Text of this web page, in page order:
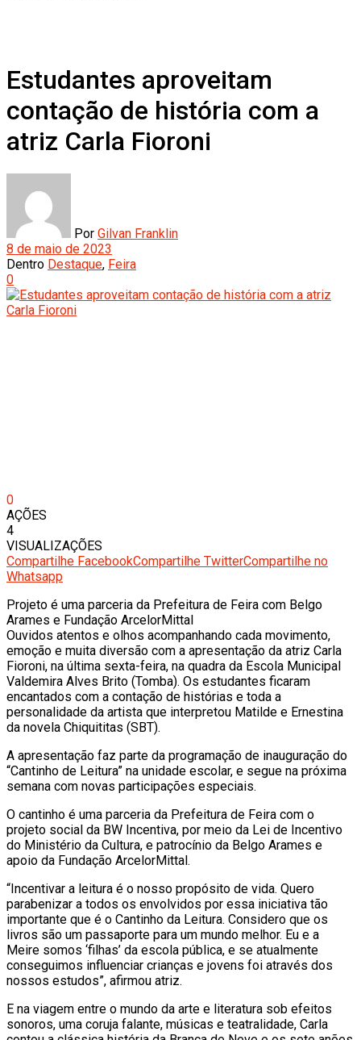
Estudantes aproveitam
contação de história com a
atriz Carla Fioroni
Por Gilvan Franklin
8 de maio de 2023
Dentro Destaque, Feira
0
0
AÇÕES
4
VISUALIZAÇÕES
Compartilhe FacebookCompartilhe TwitterCompartilhe no
Whatsapp
Projeto é uma parceria da Prefeitura de Feira com Belgo
Arames e Fundação ArcelorMittal
Ouvidos atentos e olhos acompanhando cada movimento,
emoção e muita diversão com a apresentação da atriz Carla
Fioroni, na última sexta-feira, na quadra da Escola Municipal
Valdemira Alves Brito (Tomba). Os estudantes ficaram
encantados com a contação de histórias e toda a
personalidade da artista que interpretou Matilde e Ernestina
da novela Chiquititas (SBT).
A apresentação faz parte da programação de inauguração do
“Cantinho de Leitura” na unidade escolar, e segue na próxima
semana com novas participações especiais.
O cantinho é uma parceria da Prefeitura de Feira com o
projeto social da BW Incentiva, por meio da Lei de Incentivo
do Ministério da Cultura, e patrocínio da Belgo Arames e
apoio da Fundação ArcelorMittal.
“Incentivar a leitura é o nosso propósito de vida. Quero
parabenizar a todos os envolvidos por essa iniciativa tão
importante que é o Cantinho da Leitura. Considero que os
livros são um passaporte para um mundo melhor. Eu e a
Meire somos ‘filhas’ da escola pública, e se atualmente
conseguimos influenciar crianças e jovens foi através dos
nossos estudos”, afirmou atriz.
E na viagem entre o mundo da arte e literatura sob efeitos
sonoros, uma coruja falante, músicas e teatralidade, Carla